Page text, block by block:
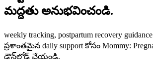
మద్దతు అనుభవించండి.
weekly tracking, postpartum recovery
ప్రశాంతమైన daily support కోసం Mommy:
డౌన్‌లోడ్ చేయండి.